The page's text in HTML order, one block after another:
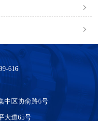
616
中区协俞路6号
大道65号